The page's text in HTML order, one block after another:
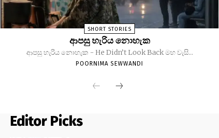
SHORT STORIES
ආපසු හැරිය නොහැක
ආපසු හැරිය නොහැක - He Didn’t Look Back මහ වැසි...
POORNIMA SEWWANDI
Editor Picks